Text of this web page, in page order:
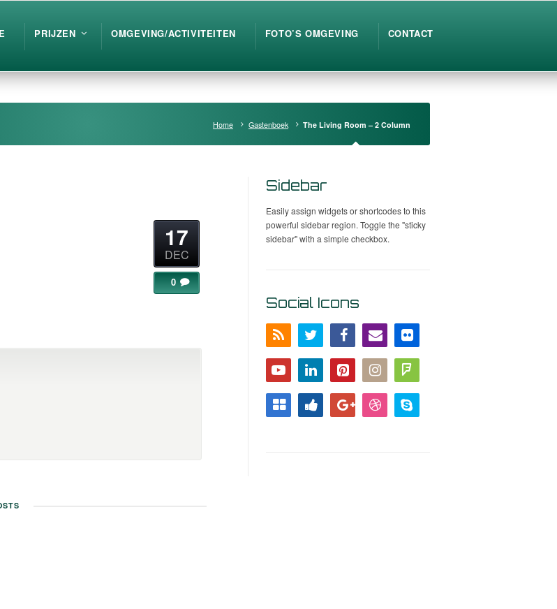
PRIJZEN OMGEVING/ACTIVITEITEN FOTO’S OMGEVING CONTACT
Home Gastenboek The Living Room – 2 Column
17
DEC
0
Sidebar
Easily assign widgets or shortcodes to this
powerful sidebar region. Toggle the "sticky
sidebar" with a simple checkbox.
Social Icons